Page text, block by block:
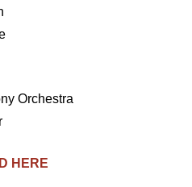
Orchestra
HERE